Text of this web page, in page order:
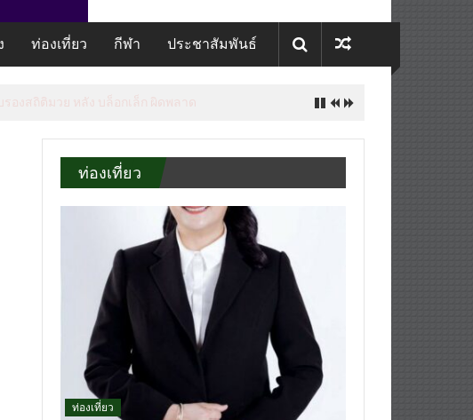
ท่องเที่ยว กีฬา ประชาสัมพันธ์
องสถิติมวย หลัง บล็อกเล็ก ผิดพลาด
ท่องเที่ยว
ท่องเที่ยว